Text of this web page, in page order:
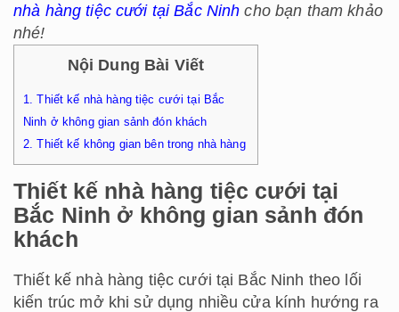
nhà hàng tiệc cưới tại Bắc Ninh cho bạn tham khảo
nhé!
Nội Dung Bài Viết
1. Thiết kế nhà hàng tiệc cưới tại Bắc
Ninh ở không gian sảnh đón khách
2. Thiết kế không gian bên trong nhà hàng
Thiết kế nhà hàng tiệc cưới tại
Bắc Ninh ở không gian sảnh đón
khách
Thiết kế nhà hàng tiệc cưới tại Bắc Ninh theo lối
kiến trúc mở khi sử dụng nhiều cửa kính hướng ra